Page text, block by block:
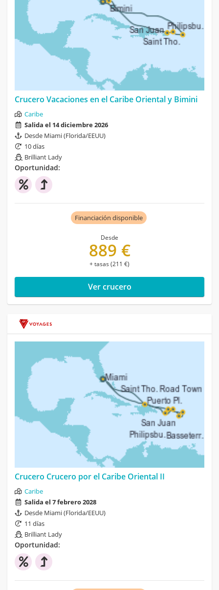
Crucero Vacaciones en el Caribe Oriental y Bimini
Caribe
Salida el 14 diciembre 2026
Desde Miami (Florida/EEUU)
10 días
Brilliant Lady
Oportunidad:
Financiación disponible
Desde
889 €
+ tasas (211 €)
Ver crucero
Crucero Crucero por el Caribe Oriental II
Caribe
Salida el 7 febrero 2028
Desde Miami (Florida/EEUU)
11 días
Brilliant Lady
Oportunidad: